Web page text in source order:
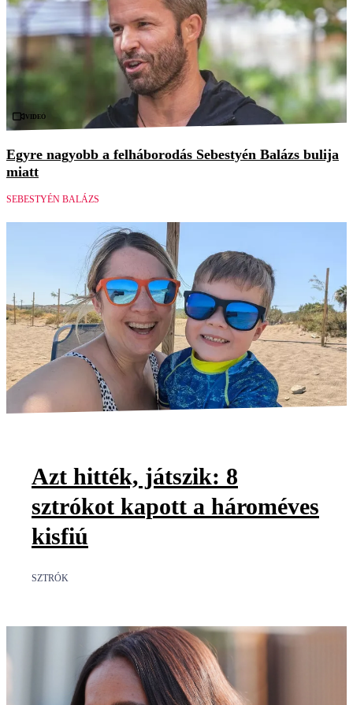
Videó
Egyre nagyobb a felháborodás Sebestyén Balázs bulija
miatt
SEBESTYÉN BALÁZS
Azt hitték, játszik: 8
sztrókot kapott a hároméves
kisfiú
SZTRÓK